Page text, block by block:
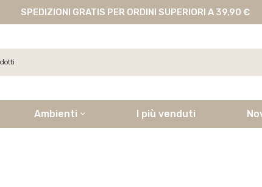
SPEDIZIONI GRATIS PER ORDINI SUPERIORI A 39,90 €
Ambienti I più venduti